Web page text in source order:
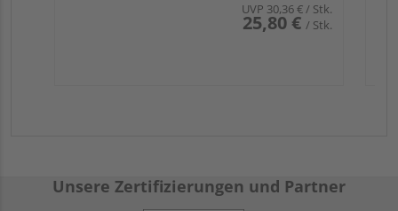
UVP 30,36 €/ Stk.
25,80 € / Stk.
Unsere Zertifizierungen und Partner